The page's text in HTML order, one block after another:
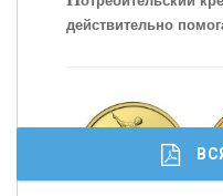
действительно